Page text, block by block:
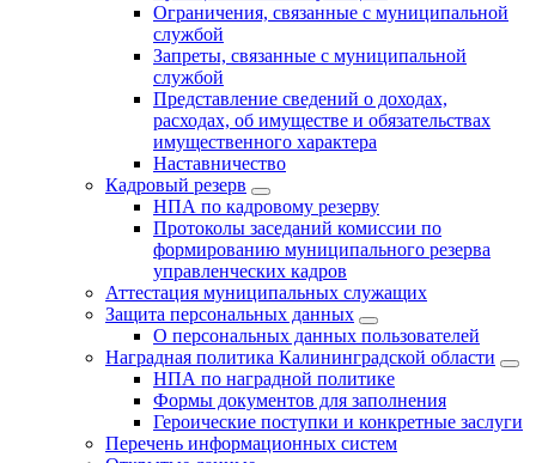
Ограничения, связанные с муниципальной
службой
Запреты, связанные с муниципальной
службой
Представление сведений о доходах,
расходах, об имуществе и обязательствах
имущественного характера
Наставничество
Кадровый резерв
НПА по кадровому резерву
Протоколы заседаний комиссии по
формированию муниципального резерва
управленческих кадров
Аттестация муниципальных служащих
Защита персональных данных
О персональных данных пользователей
Наградная политика Калининградской области
НПА по наградной политике
Формы документов для заполнения
Героические поступки и конкретные заслуги
Перечень информационных систем